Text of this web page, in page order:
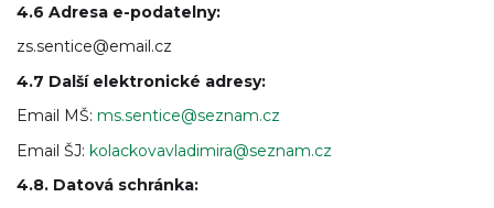
4.6 Adresa e-podatelny:
zs.sentice@email.cz
4.7 Další elektronické adresy:
Email MŠ: ms.sentice@seznam.cz
Email ŠJ: kolackovavladimira@seznam.cz
4.8. Datová schránka: